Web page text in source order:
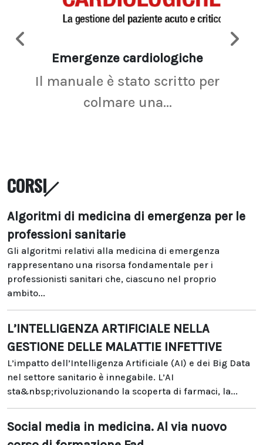
Emergenze cardiologiche
Il manuale è stato scritto per
colmare una...
CORSI
Algoritmi di medicina di emergenza per le
professioni sanitarie
Gli algoritmi relativi alla medicina di emergenza
rappresentano una risorsa fondamentale per i
professionisti sanitari che, ciascuno nel proprio
ambito...
L’INTELLIGENZA ARTIFICIALE NELLA
GESTIONE DELLE MALATTIE INFETTIVE
L’impatto dell’Intelligenza Artificiale (AI) e dei Big Data
nel settore sanitario è innegabile. L’AI
sta&nbsp;rivoluzionando la scoperta di farmaci, la...
Social media in medicina. Al via nuovo